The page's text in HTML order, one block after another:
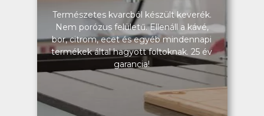
Természetes kvarcból készült keverék.
Nem porózus felületű. Ellenáll a kávé,
bor, citrom, ecet és egyéb mindennapi
termékek által hagyott foltoknak. 25 év
garancia!